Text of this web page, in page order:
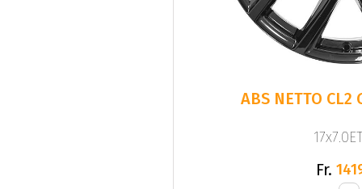
ABS NETTO CL2
Fr.